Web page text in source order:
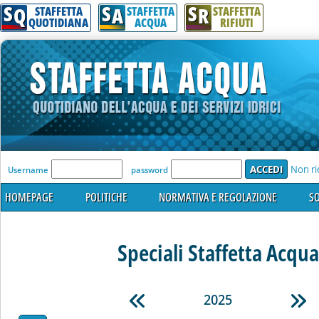
SQ STAFFETTA
QUOTIDIANA SA STAFFETTA
ACQUA SR STAFFETTA
RIFIUTI
'Modulo Login per accedere'
Username password Non
HOMEPAGE POLITICHE NORMATIVA E REGOLAZIONE
Speciali Staffetta Acqua
2025